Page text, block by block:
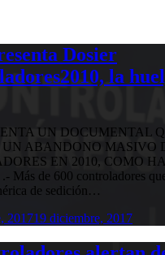
Dosier
la
UN DOCUMENTAL
ABANDONO MASIVO
EN 2010, COMO
Más de 600 controladores
de sedición…
201719 diciembre, 2017